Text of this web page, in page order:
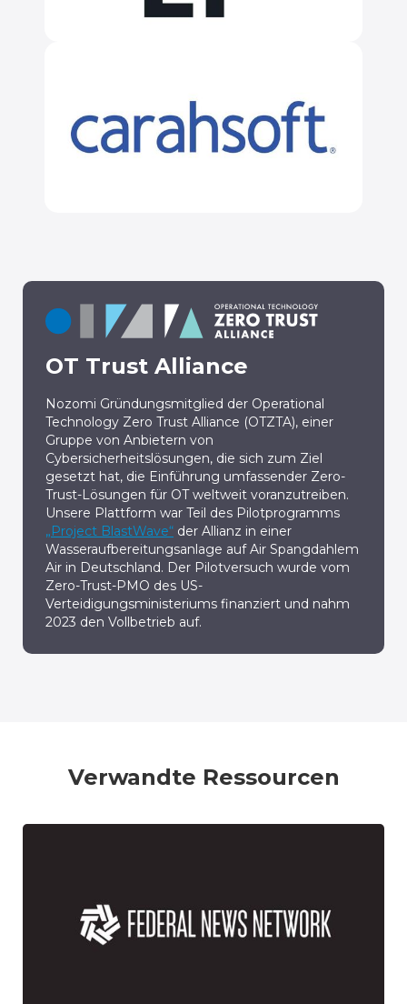
OT Trust Alliance
Nozomi Gründungsmitglied der Operational
Technology Zero Trust Alliance (OTZTA), einer
Gruppe von Anbietern von
Cybersicherheitslösungen, die sich zum Ziel
gesetzt hat, die Einführung umfassender Zero-
Trust-Lösungen für OT weltweit voranzutreiben.
Unsere Plattform war Teil des Pilotprogramms
„Project BlastWave“ der Allianz in einer
Wasseraufbereitungsanlage auf Air Spangdahlem
Air in Deutschland. Der Pilotversuch wurde vom
Zero-Trust-PMO des US-
Verteidigungsministeriums finanziert und nahm
2023 den Vollbetrieb auf.
Verwandte Ressourcen